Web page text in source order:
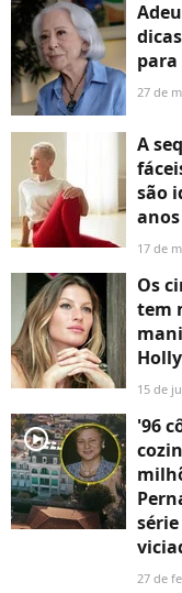
para
27 de
A
são
anos
17 de
Os
tem
15 de
player2
'96
27 de